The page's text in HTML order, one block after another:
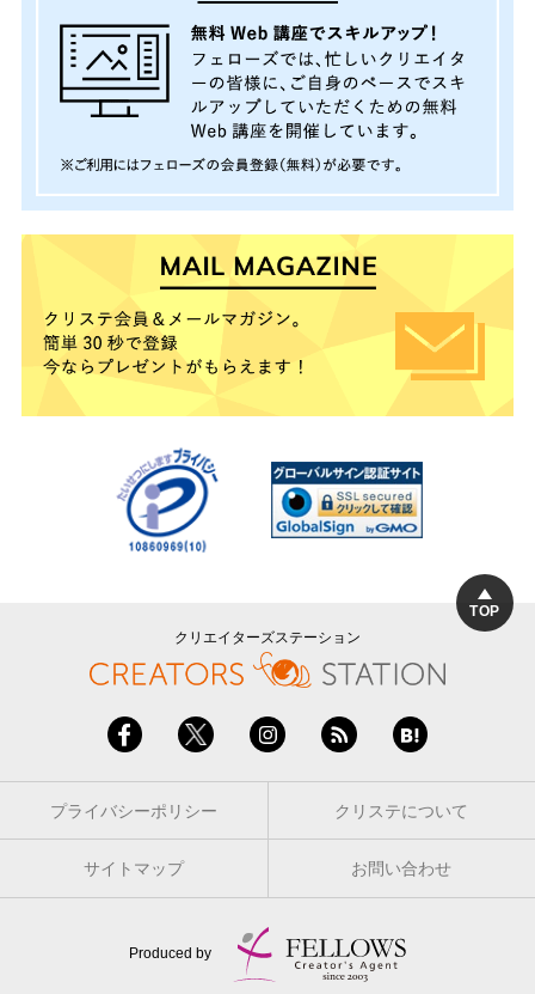
TOP
クリエイターズステーション
プライバシーポリシー クリステについて
サイトマップ お問い合わせ
Produced by